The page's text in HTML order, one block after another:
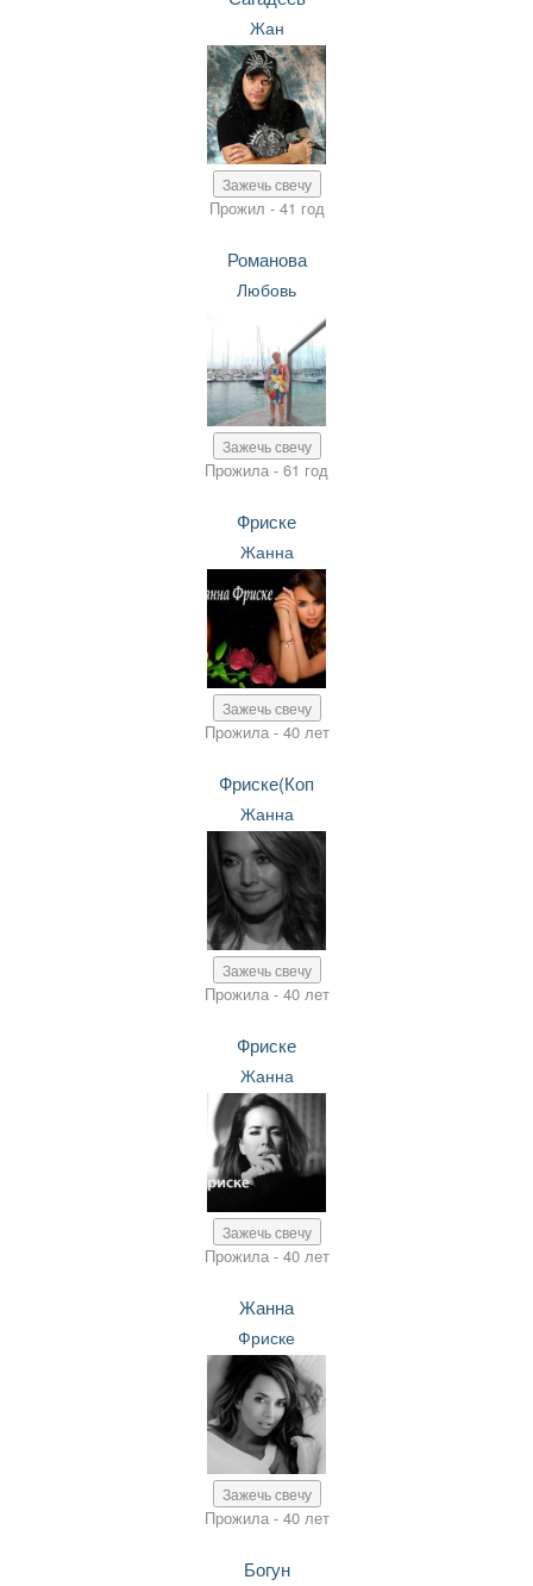
Жан
Зажечь свечу
Прожил - 41 год
Романова
Любовь
Зажечь свечу
Прожила - 61 год
Фриске
Жанна
Зажечь свечу
Прожила - 40 лет
Фриске(Коп
Жанна
Зажечь свечу
Прожила - 40 лет
Фриске
Жанна
Зажечь свечу
Прожила - 40 лет
Жанна
Фриске
Зажечь свечу
Прожила - 40 лет
Богун